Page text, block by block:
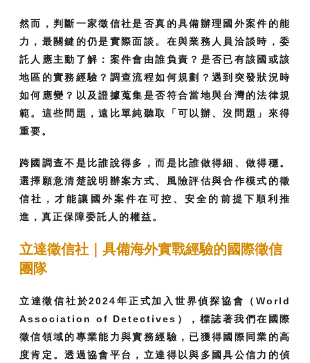
然而，判斷一家徵信社是否真的具備辦理國外案件的能
力，最關鍵的仍是實際面談。在與業務人員洽談時，委
託人應主動了解：案件會由誰負責？是否已有該國或該
地區的實務經驗？調查流程如何規劃？遇到突發狀況時
如何應變？以及證據蒐集是否符合當地與台灣的法律規
範。這些問題，遠比單純聽取「可以辦、沒問題」來得
重要。
跨國調查不是比誰說得多，而是比誰做得細、做得穩。
選擇願意清楚說明辦案方式、風險評估與合作模式的徵
信社，才能讓國外案件在可控、安全的前提下順利推
進，真正保障委託人的權益。
立達徵信社｜具備海外實戰經驗的國際徵信
團隊
立達徵信社於2024年正式加入世界偵探協會（World
Association of Detectives），標誌著我們在國際
徵信領域的專業能力與實務經驗，已獲得國際同業的高
度肯定。透過協會平台，立達得以與多國具公信力的偵